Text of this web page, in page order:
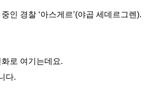
인 경찰 ‘아스게르’(야곱 세데르그렌).
로 여기는데요.
다.